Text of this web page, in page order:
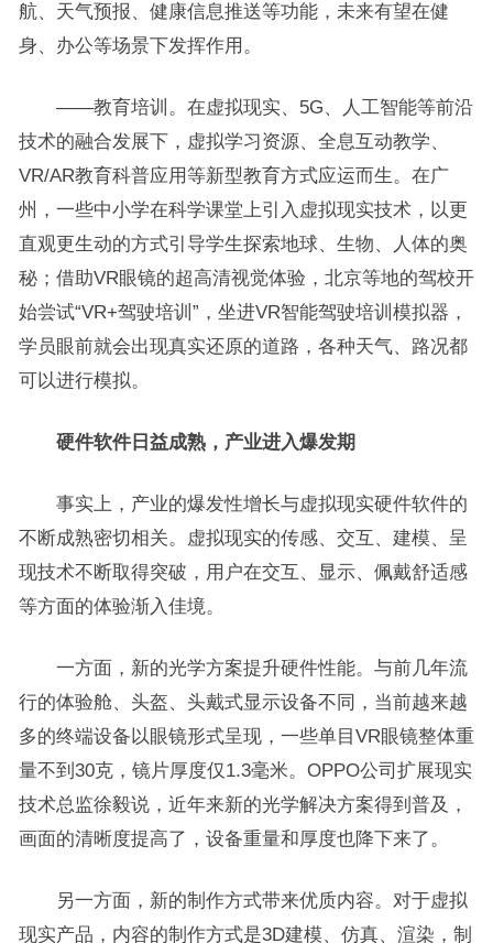
航、天气预报、健康信息推送等功能，未来有望在健
身、办公等场景下发挥作用。
——教育培训。在虚拟现实、5G、人工智能等前沿
技术的融合发展下，虚拟学习资源、全息互动教学、
VR/AR教育科普应用等新型教育方式应运而生。在广
州，一些中小学在科学课堂上引入虚拟现实技术，以更
直观更生动的方式引导学生探索地球、生物、人体的奥
秘；借助VR眼镜的超高清视觉体验，北京等地的驾校开
始尝试“VR+驾驶培训”，坐进VR智能驾驶培训模拟器，
学员眼前就会出现真实还原的道路，各种天气、路况都
可以进行模拟。
硬件软件日益成熟，产业进入爆发期
事实上，产业的爆发性增长与虚拟现实硬件软件的
不断成熟密切相关。虚拟现实的传感、交互、建模、呈
现技术不断取得突破，用户在交互、显示、佩戴舒适感
等方面的体验渐入佳境。
一方面，新的光学方案提升硬件性能。与前几年流
行的体验舱、头盔、头戴式显示设备不同，当前越来越
多的终端设备以眼镜形式呈现，一些单目VR眼镜整体重
量不到30克，镜片厚度仅1.3毫米。OPPO公司扩展现实
技术总监徐毅说，近年来新的光学解决方案得到普及，
画面的清晰度提高了，设备重量和厚度也降下来了。
另一方面，新的制作方式带来优质内容。对于虚拟
现实产品，内容的制作方式是3D建模、仿真、渲染，制